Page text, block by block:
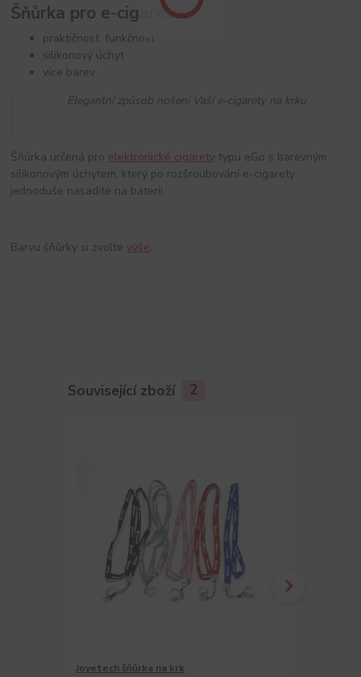
Šňůrka pro e-cigaretu
praktičnost, funkčnost
silikonový úchyt
více barev
Elegantní způsob nošení Vaší e-cigarety na krku
Šňůrka určená pro elektronické cigarety typu eGo s barevným
silikonovým úchytem, který po rozšroubování e-cigarety
jednoduše nasadíte na baterii.
Barvu šňůrky si zvoltevýše.
Související zboží 2
Joyetech šňůrka na krk